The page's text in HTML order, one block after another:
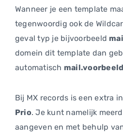
Wanneer je een template
tegenwoordig ook de
geval typ je bijvoorbeeld
domein dit template dan
automatisch
Bij MX records is een extra
Prio. Je kunt namelijk
aangeven en met behulp